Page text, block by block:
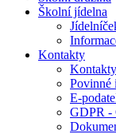
Školní jídelna
Kontakty
Kontakty
Povinné
E-
GDPR -